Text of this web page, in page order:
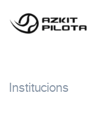
Institucions